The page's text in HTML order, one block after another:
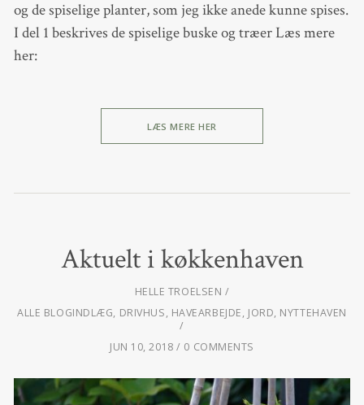
og de spiselige planter, som jeg ikke anede kunne spises.
I del 1 beskrives de spiselige buske og træer Læs mere
her:
LÆS MERE HER
Aktuelt i køkkenhaven
HELLE TROELSEN
ALLE BLOGINDLÆG, DRIVHUS, HAVEARBEJDE, JORD, NYTTEHAVEN
JUN 10, 2018 0 COMMENTS